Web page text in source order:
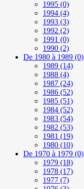
1995 (0)
1994 (4)
1993 (3)
1992 (2)
1991 (0)
1990 (2)
De 1980 à 1989 (0)
1989 (14)
1988 (4)
1987 (24)
1986 (52)
1985 (51)
1984 (52)
1983 (54)
1982 (53)
1981 (19)
1980 (10)
De 1970 à 1979 (0)
1979 (18)
1978 (17)
1977 (7)